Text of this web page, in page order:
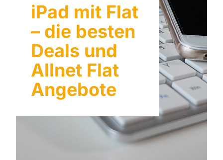
iPad mit Flat
– die besten
Deals und
Allnet Flat
Angebote